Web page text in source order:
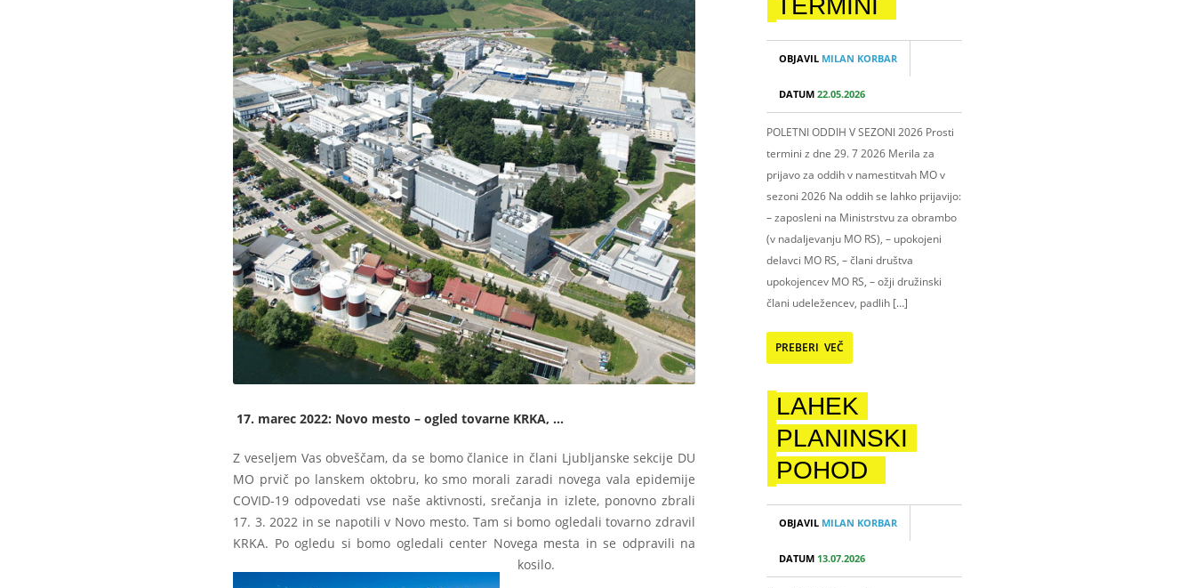
17. marec 2022: Novo mesto – ogled tovarne KRKA, …
Z veseljem Vas obveščam, da se bomo članice in člani Ljubljanske sekcije DU
MO prvič po lanskem oktobru, ko smo morali zaradi novega vala epidemije
COVID-19 odpovedati vse naše aktivnosti, srečanja in izlete, ponovno zbrali
17. 3. 2022 in se napotili v Novo mesto. Tam si bomo ogledali tovarno zdravil
KRKA. Po ogledu si bomo ogledali center Novega mesta in se odpravili na
kosilo.
TERMINI
OBJAVIL MILAN KORBAR
DATUM 22.05.2026
POLETNI ODDIH V SEZONI 2026 Prosti
termini z dne 29. 7 2026 Merila za
prijavo za oddih v namestitvah MO v
sezoni 2026 Na oddih se lahko prijavijo:
– zaposleni na Ministrstvu za obrambo
(v nadaljevanju MO RS), – upokojeni
delavci MO RS, – člani društva
upokojencev MO RS, – ožji družinski
člani udeležencev, padlih […]
PREBERI VEČ
LAHEK
PLANINSKI
POHOD
OBJAVIL MILAN KORBAR
DATUM 13.07.2026